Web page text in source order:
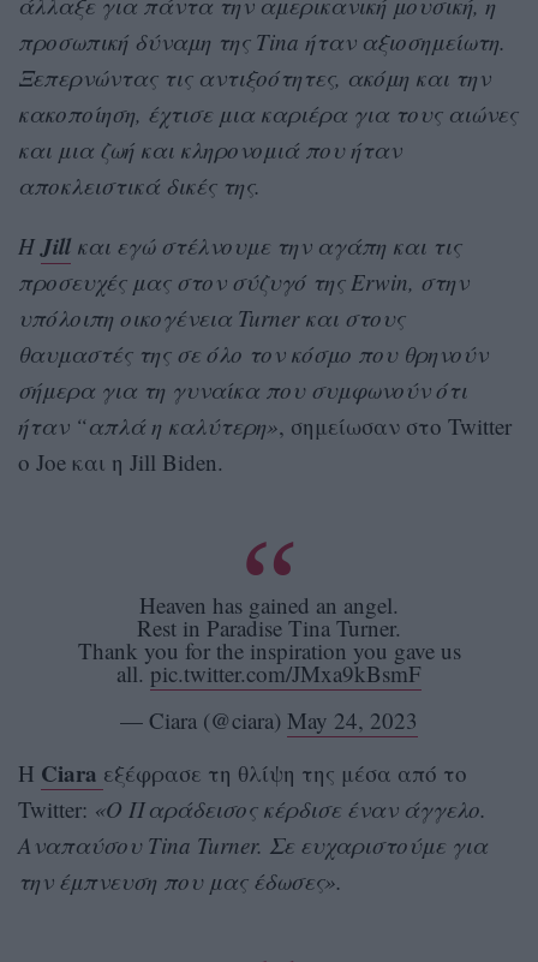
προσωπική δύναμη της Tina ήταν αξιοσημείωτη.
Ξεπερνώντας τις αντιξοότητες, ακόμη και την
κακοποίηση, έχτισε μια καριέρα για τους αιώνες
και μια ζωή και κληρονομιά που ήταν
αποκλειστικά δικές της.
Η Jill και εγώ στέλνουμε την αγάπη και τις
προσευχές μας στον σύζυγό της Erwin, στην
υπόλοιπη οικογένεια Turner και στους
θαυμαστές της σε όλο τον κόσμο που θρηνούν
σήμερα για τη γυναίκα που συμφωνούν ότι
ήταν “απλά η καλύτερη», σημείωσαν στο Twitter
o Joe και η Jill Biden.
Heaven has gained an angel.
Rest in Paradise Tina Turner.
Thank you for the inspiration you gave us
all.pic.twitter.com/JMxa9kBsmF
— Ciara (@ciara) May 24, 2023
Η Ciara εξέφρασε τη θλίψη της μέσα από το
Twitter: «Ο Παράδεισος κέρδισε έναν άγγελο.
Αναπαύσου Tina Turner. Σε ευχαριστούμε για
την έμπνευση που μας έδωσες».